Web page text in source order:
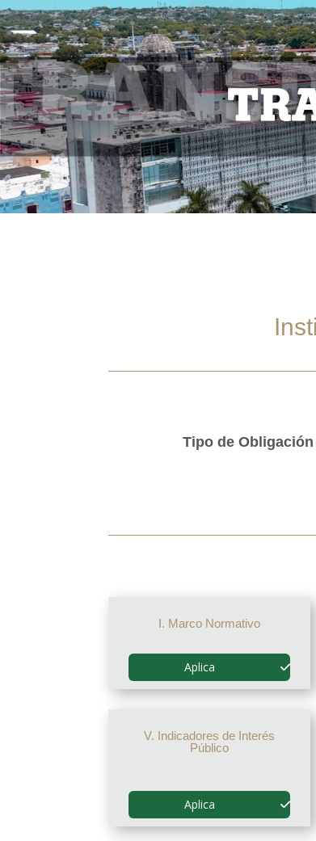
Tipo de Obligación
I. Marco Normativo
Aplica
V. Indicadores de Interés
Público
Aplica